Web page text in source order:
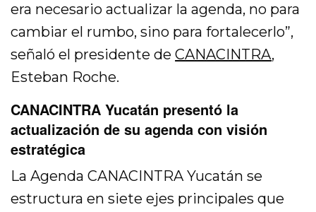
era necesario actualizar la agenda, no para
cambiar el rumbo, sino para fortalecerlo”,
señaló el presidente deCANACINTRA,
Esteban Roche.
CANACINTRA Yucatán presentó la
actualización de su agenda con visión
estratégica
La Agenda CANACINTRA Yucatán se
estructura en siete ejes principales que